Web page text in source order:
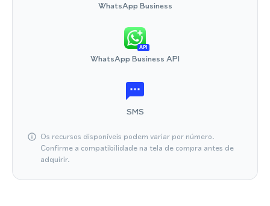
WhatsApp Business
API
WhatsApp Business API
SMS
Os recursos disponíveis podem variar por número.
Confirme a compatibilidade na tela de compra antes de
adquirir.